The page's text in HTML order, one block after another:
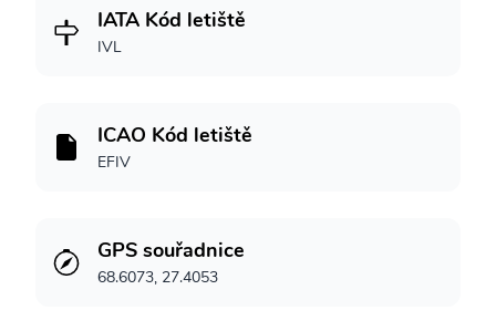
IATA Kód letiště
IVL
ICAO Kód letiště
EFIV
GPS souřadnice
68.6073, 27.4053